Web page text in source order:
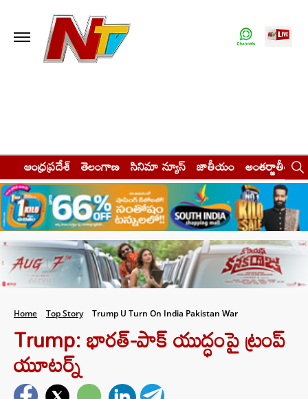
ఆంధ్రప్రదేశ్ తెలంగాణ సినిమా న్యూస్ జాతీయం అంతర్జాతీయం
Home Top Story Trump U Turn On India Pakistan War
Trump: భారత్-పాక్ యుద్ధంపై ట్రంప్
యూటర్న్